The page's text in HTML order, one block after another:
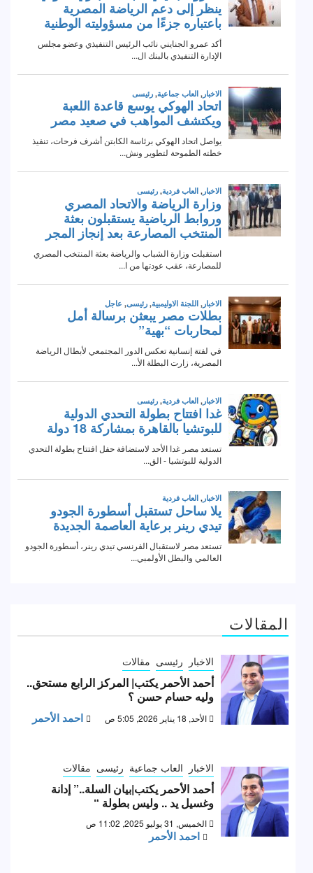
المقالات
الاخبار رئيسى مقالات
أحمد الأحمر يكتب| المركز الرابع مستحق..
وليه حسام حسن ؟
الأحد, 18 يناير 2026, 5:05 ص احمد الأحمر
الاخبار العاب جماعية رئيسى مقالات
أحمد الأحمر يكتب|بيان السلة..” إدانة
وغسيل يد .. وليس بطولة “
الخميس, 31 يوليو 2025, 11:02 ص
احمد الأحمر